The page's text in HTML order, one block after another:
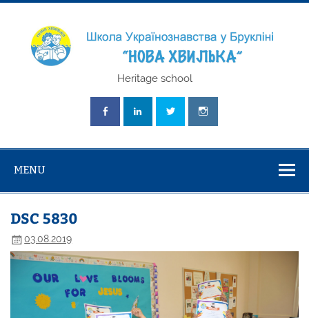
Skip
"Нова
Heritage school
MENU
DSC 5830
03.08.2019